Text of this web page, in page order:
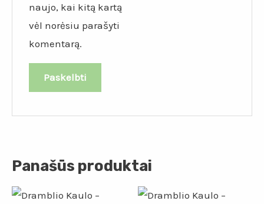
naujo, kai kitą kartą
vėl norėsiu parašyti
komentarą.
Panašūs produktai